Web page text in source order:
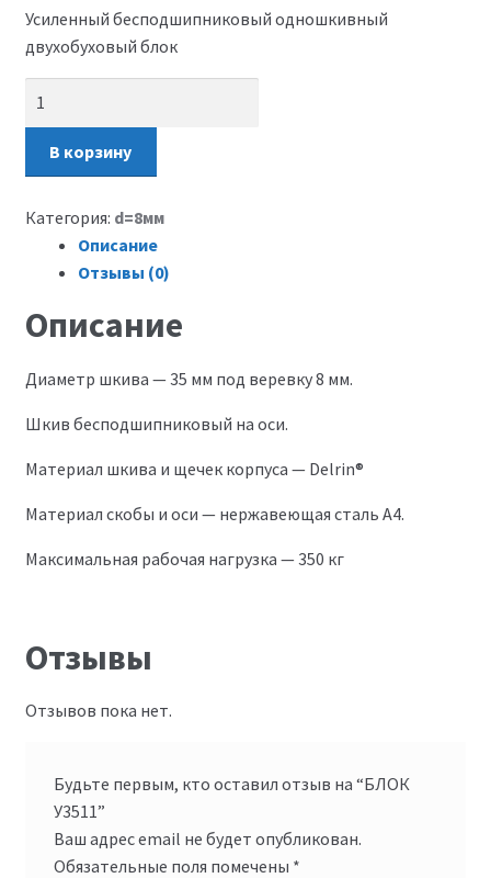
Усиленный бесподшипниковый одношкивный
двухобуховый блок
Количество
В корзину
Категория: d=8мм
Описание
Отзывы (0)
Описание
Диаметр шкива — 35 мм под веревку 8 мм.
Шкив бесподшипниковый на оси.
Материал шкива и щечек корпуса — Delrin®
Материал скобы и оси — нержавеющая сталь А4.
Максимальная рабочая нагрузка — 350 кг
Отзывы
Отзывов пока нет.
Будьте первым, кто оставил отзыв на “БЛОК
У3511”
Ваш адрес email не будет опубликован.
Обязательные поля помечены *